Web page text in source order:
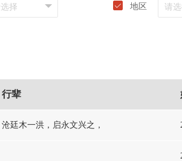
地区
行辈
沧廷木一洪，启永文兴之，